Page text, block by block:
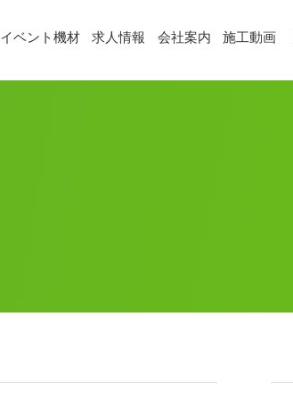
イベント機材 求人情報 会社案内 施工動画